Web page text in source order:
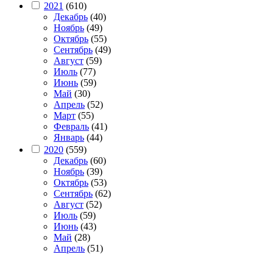
2021 (610)
Декабрь (40)
Ноябрь (49)
Октябрь (55)
Сентябрь (49)
Август (59)
Июль (77)
Июнь (59)
Май (30)
Апрель (52)
Март (55)
Февраль (41)
Январь (44)
2020 (559)
Декабрь (60)
Ноябрь (39)
Октябрь (53)
Сентябрь (62)
Август (52)
Июль (59)
Июнь (43)
Май (28)
Апрель (51)